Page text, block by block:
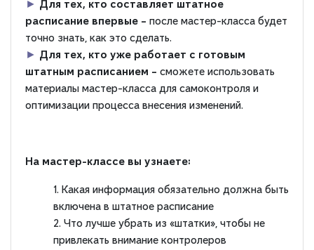
► Для тех, кто составляет штатное
расписание впервые – после мастер-класса будет
точно знать, как это сделать.
► Для тех, кто уже работает с готовым
штатным расписанием – сможете использовать
материалы мастер-класса для самоконтроля и
оптимизации процесса внесения изменений.
На мастер-классе вы узнаете:
Какая информация обязательно должна быть
включена в штатное расписание
Что лучше убрать из «штатки», чтобы не
привлекать внимание контролеров